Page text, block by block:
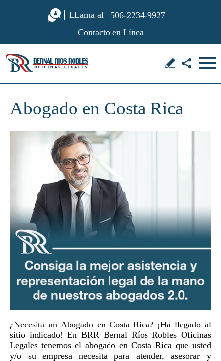
Contacto en Línea
506-2234-9927
LLama al
Abogado en Costa Rica
¿Necesita un Abogado en Costa Rica? ¡Ha llegado al
sitio indicado! En BRR Bernal Ríos Robles Oficinas
Legales tenemos el abogado en Costa Rica que usted
y/o su empresa necesita para atender, asesorar y